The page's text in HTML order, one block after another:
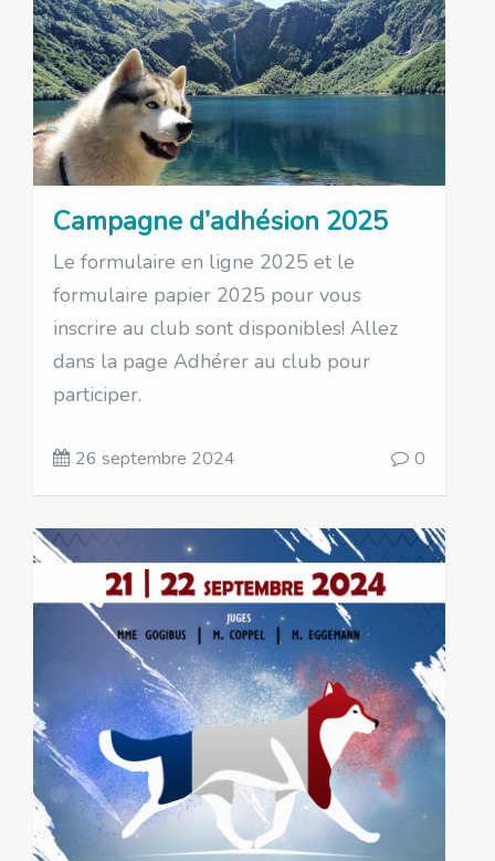
Campagne d’adhésion 2025
Le formulaire en ligne 2025 et le
formulaire papier 2025 pour vous
inscrire au club sont disponibles! Allez
dans la page Adhérer au club pour
participer.
26 septembre 2024 0